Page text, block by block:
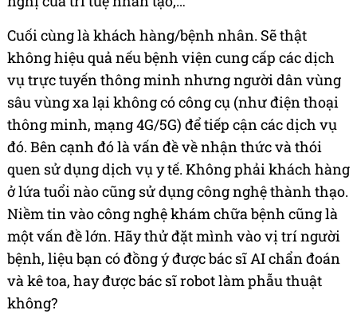
Cuối cùng là khách hàng/bệnh nhân. Sẽ thật
không hiệu quả nếu bệnh viện cung cấp các dịch
vụ trực tuyến thông minh nhưng người dân vùng
sâu vùng xa lại không có công cụ (như điện thoại
thông minh, mạng 4G/5G) để tiếp cận các dịch vụ
đó. Bên cạnh đó là vấn đề về nhận thức và thói
quen sử dụng dịch vụ y tế. Không phải khách hàng
ở lứa tuổi nào cũng sử dụng công nghệ thành thạo.
Niềm tin vào công nghệ khám chữa bệnh cũng là
một vấn đề lớn. Hãy thử đặt mình vào vị trí người
bệnh, liệu bạn có đồng ý được bác sĩ AI chẩn đoán
và kê toa, hay được bác sĩ robot làm phẫu thuật
không?